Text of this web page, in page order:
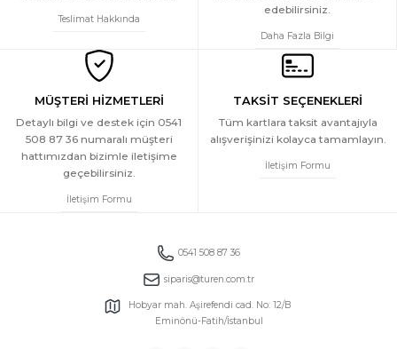
Teslimat Hakkında
edebilirsiniz.
Daha Fazla Bilgi
MÜŞTERİ HİZMETLERİ
Detaylı bilgi ve destek için 0541
508 87 36 numaralı müşteri
hattımızdan bizimle iletişime
geçebilirsiniz.
İletişim Formu
TAKSİT SEÇENEKLERİ
Tüm kartlara taksit avantajıyla
alışverişinizi kolayca tamamlayın.
İletişim Formu
0541 508 87 36
siparis@turen.com.tr
Hobyar mah. Aşirefendi cad. No: 12/B
Eminönü-Fatih/İstanbul